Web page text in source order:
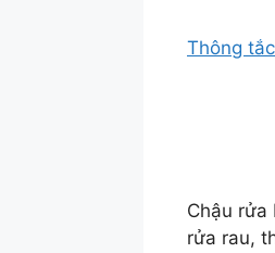
Thông
Chậu
rửa rau,